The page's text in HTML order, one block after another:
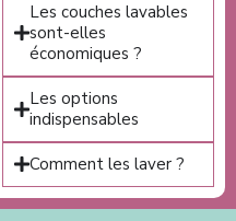
Les couches lavables
sont-elles
économiques ?
Les options
indispensables
Comment les laver ?